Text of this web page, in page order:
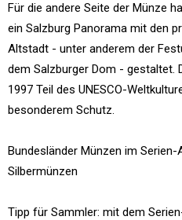
Für die andere Seite der Münze
ein Salzburg Panorama mit den
Altstadt - unter anderem der
dem Salzburger Dom - gestaltet.
1997 Teil des UNESCO-
besonderem Schutz.
Bundesländer Münzen im Serien-
Silbermünzen
Tipp für Sammler: mit dem